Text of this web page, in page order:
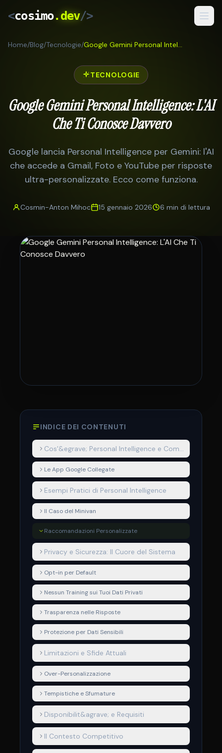
<cosimo.dev/>
Servizi
Preventivo Gratuito
Home/Blog/Tecnologie/ Google Gemini Personal Intelligence: L'AI Che Ti Conosce Davvero
TECNOLOGIE
Google Gemini Personal Intelligence: L'AI
Che Ti Conosce Davvero
Google lancia Personal Intelligence per Gemini: l'AI
che accede a Gmail, Foto e YouTube per risposte
ultra-personalizzate. Ecco come funziona.
Cosmin-Anton Mihoc 15 gennaio 2026 6 min di lettura
INDICE DEI CONTENUTI
Cos'&egrave; Personal Intelligence e Come
Funziona
Le App Google Collegate
Esempi Pratici di Personal Intelligence
Il Caso del Minivan
Raccomandazioni Personalizzate
Privacy e Sicurezza: Il Cuore del Sistema
Opt-in per Default
Nessun Training sui Tuoi Dati Privati
Trasparenza nelle Risposte
Protezione per Dati Sensibili
Limitazioni e Sfide Attuali
Over-Personalizzazione
Tempistiche e Sfumature
Disponibilit&agrave; e Requisiti
Il Contesto Competitivo